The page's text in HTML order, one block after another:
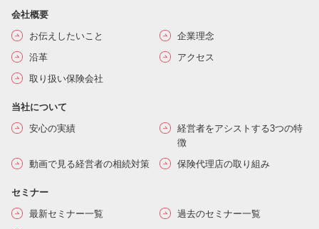
会社概要
お伝えしたいこと
企業理念
沿革
アクセス
取り扱い保険会社
当社について
安心の実績
経営者をアシストする3つの特
徴
動画で見る経営者の相続対策
保険代理店の取り組み
セミナー
最新セミナー一覧
過去のセミナー一覧